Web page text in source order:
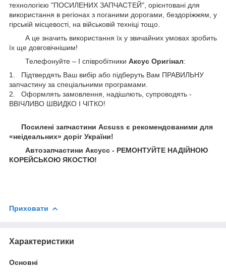
технологією "ПОСИЛЕНИХ ЗАПЧАСТЕЙ", орієнтовані для
використання в регіонах з поганими дорогами, бездоріжжям, у
гірській місцевості, на військовій техніці тощо.
А це значить використання їх у звичайних умовах зробить
їх ще довговічнішим!
Телефонуйте – І співробітники Аксус Оригінал:
1. Підтвердять Ваш вибір або підберуть Вам ПРАВИЛЬНУ
запчастину за спеціальними програмами.
2. Оформлять замовлення, надішлють, супроводять -
ВВІЧЛИВО ШВИДКО І ЧІТКО!
Посилені запчастини Acsuss є рекомендованими для
«неідеальних» доріг України!
Автозапчастини Аксусс - РЕМОНТУЙТЕ НАДІЙНОЮ
КОРЕЙСЬКОЮ ЯКОСТЮ!
Приховати
Характеристики
Основні